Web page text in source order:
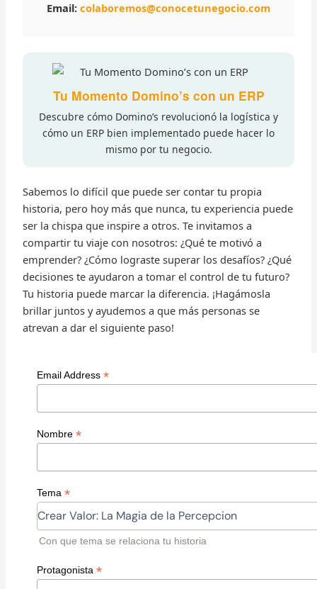
Email: colaboremos@conocetunegocio.com
Tu Momento Domino’s con un ERP
Descubre cómo Domino’s revolucionó la logística y
cómo un ERP bien implementado puede hacer lo
mismo por tu negocio.
Sabemos lo difícil que puede ser contar tu propia
historia, pero hoy más que nunca, tu experiencia puede
ser la chispa que inspire a otros. Te invitamos a
compartir tu viaje con nosotros: ¿Qué te motivó a
emprender? ¿Cómo lograste superar los desafíos? ¿Qué
decisiones te ayudaron a tomar el control de tu futuro?
Tu historia puede marcar la diferencia. ¡Hagámosla
brillar juntos y ayudemos a que más personas se
atrevan a dar el siguiente paso!
Email Address *
Nombre *
Tema *
Con que tema se relaciona tu historia
Protagonista *